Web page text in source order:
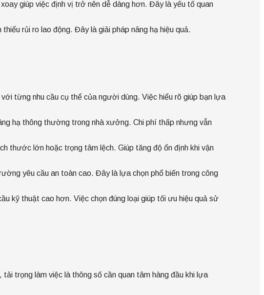
giúp việc định vị trở nên dễ dàng hơn. Đây là yếu tố quan
rủi ro lao động. Đây là giải pháp nâng hạ hiệu quả.
từng nhu cầu cụ thể của người dùng. Việc hiểu rõ giúp bạn lựa
hạ thông thường trong nhà xưởng. Chi phí thấp nhưng vẫn
thước lớn hoặc trọng tâm lệch. Giúp tăng độ ổn định khi vận
yêu cầu an toàn cao. Đây là lựa chọn phổ biến trong công
kỹ thuật cao hơn. Việc chọn đúng loại giúp tối ưu hiệu quả sử
trọng làm việc là thông số cần quan tâm hàng đầu khi lựa